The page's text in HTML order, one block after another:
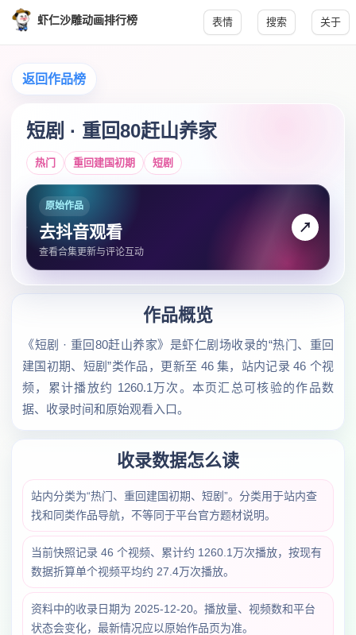
虾仁沙雕动画排行榜 表情 搜索 关于
返回作品榜
短剧 · 重回80赶山养家
热门 重回建国初期 短剧
原始作品
去抖音观看
查看合集更新与评论互动
↗
作品概览
《短剧 · 重回80赶山养家》是虾仁剧场收录的“热门、重回
建国初期、短剧”类作品，更新至 46 集，站内记录 46 个视
频，累计播放约 1260.1万次。本页汇总可核验的作品数
据、收录时间和原始观看入口。
收录数据怎么读
站内分类为“热门、重回建国初期、短剧”。分类用于站内查
找和同类作品导航，不等同于平台官方题材说明。
当前快照记录 46 个视频、累计约 1260.1万次播放，按现有
数据折算单个视频平均约 27.4万次播放。
资料中的收录日期为 2025-12-20。播放量、视频数和平台
状态会变化，最新情况应以原始作品页为准。